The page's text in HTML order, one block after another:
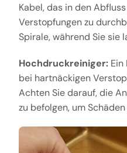
Kabel, das in den
Verstopfungen zu
Spirale, während Sie sie
Hochdruckreiniger:Ein
bei hartnäckigen
Achten Sie darauf, die
zu befolgen, um